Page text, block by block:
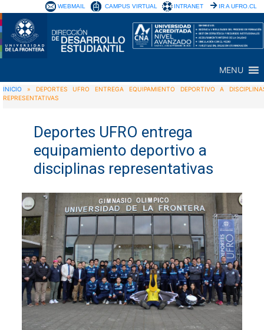
WEBMAIL CAMPUS VIRTUAL INTRANET IR A UFRO.CL
MENU
INICIO » DEPORTES UFRO ENTREGA EQUIPAMIENTO DEPORTIVO A
REPRESENTATIVAS
Deportes UFRO entrega
equipamiento deportivo a
disciplinas representativas